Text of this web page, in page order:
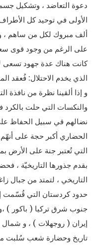
دعوة التعاضد ، وتشكيل
الأولى في توحيد كل
ألف مبروك لكل من ساهم ،
على الرغم من وجود قوى
كانت هناك عدة جهود تسعى
الذي يخدم الاحتلال: فُعقد
و إذا ألقينا نظرة من نافذة
والنكسات التي حلت بالكرد
نضالهم قي سبيل الحفاظ
الحضاري أكبر حجة على
التي تُعتبر جنة على الأرض
بقدم جذورها التاريخيّة ،
التاريخي ، لتمتد من جبال
حدود كردستان التي قُسّمت
جنوب شرق تركيا ( باكور )
إيران ( روجهلات ) ، و
تاريخ وحضارة شعب سُلبت